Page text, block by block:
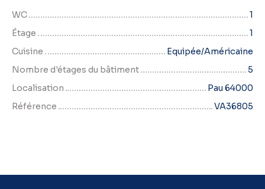
WC
1
Étage
1
Cuisine
Equipée/Américaine
Nombre d'étages du bâtiment
5
Localisation
Pau 64000
Référence
VA36805